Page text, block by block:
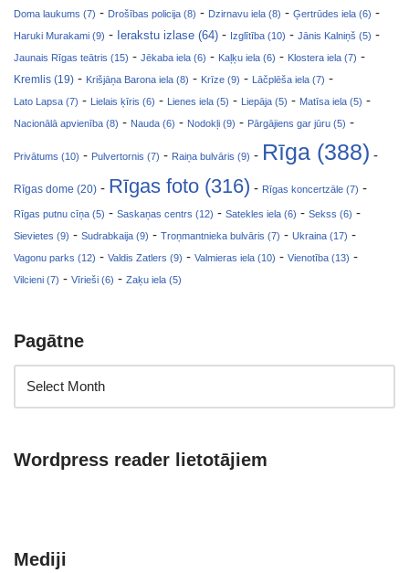
Doma laukums (7) - Drošības policija (8) - Dzirnavu iela (8) - Ģertrūdes iela (6) -
Haruki Murakami (9) - Ierakstu izlase (64) - Izglītība (10) - Jānis Kalniņš (5) -
Jaunais Rīgas teātris (15) - Jēkaba iela (6) - Kaļķu iela (6) - Klostera iela (7) -
Kremlis (19) - Krišjāņa Barona iela (8) - Krīze (9) - Lāčplēša iela (7) -
Lato Lapsa (7) - Lielais ķīris (6) - Lienes iela (5) - Liepāja (5) - Matīsa iela (5) -
Nacionālā apvienība (8) - Nauda (6) - Nodokļi (9) - Pārgājiens gar jūru (5) -
Privātums (10) - Pulvertornis (7) - Raiņa bulvāris (9) - Rīga (388) -
Rīgas dome (20) - Rīgas foto (316) - Rīgas koncertzāle (7) -
Rīgas putnu cīņa (5) - Saskaņas centrs (12) - Satekles iela (6) - Sekss (6) -
Sievietes (9) - Sudrabkaija (9) - Troņmantnieka bulvāris (7) - Ukraina (17) -
Vagonu parks (12) - Valdis Zatlers (9) - Valmieras iela (10) - Vienotība (13) -
Vilcieni (7) - Vīrieši (6) - Zaķu iela (5)
Pagātne
Wordpress reader lietotājiem
Mediji